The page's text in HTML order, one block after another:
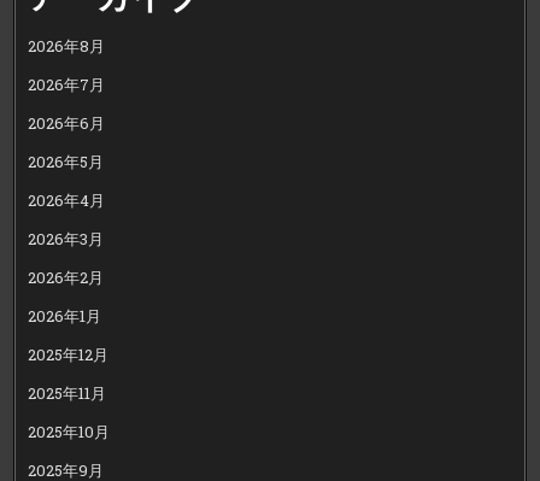
2026年8月
2026年7月
2026年6月
2026年5月
2026年4月
2026年3月
2026年2月
2026年1月
2025年12月
2025年11月
2025年10月
2025年9月